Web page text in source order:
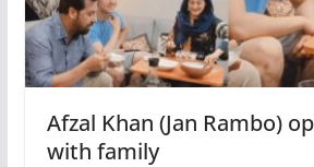
Afzal Khan (Jan Rambo)
with family